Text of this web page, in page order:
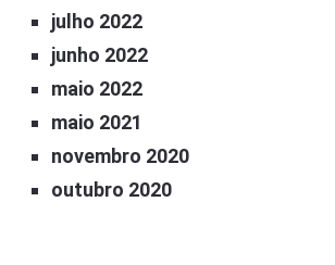
julho 2022
junho 2022
maio 2022
maio 2021
novembro 2020
outubro 2020